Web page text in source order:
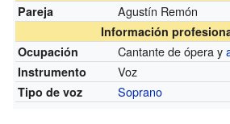
Pareja
Agustín Remón
Información
Ocupación
Cantante de ópera y
Instrumento Voz
Tipo de voz Soprano